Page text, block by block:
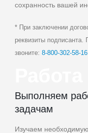
сохранность вашей
* При заключении
реквизиты
звоните: 8‑800‑302‑58‑16
Выполняем
задачам
Изучаем